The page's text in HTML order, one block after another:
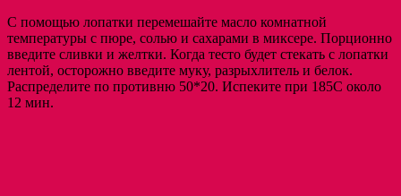
С помощью лопатки перемешайте масло комнатной
температуры с пюре, солью и сахарами в миксере. Порционно
введите сливки и желтки. Когда тесто будет стекать с лопатки
лентой, осторожно введите муку, разрыхлитель и белок.
Распределите по противню 50*20. Испеките при 185С около
12 мин.